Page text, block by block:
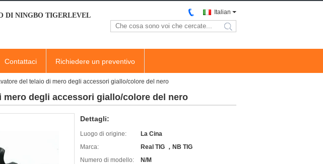
DI NINGBO TIGERLEVEL Italian
search
Contattaci Richiedere un preventivo
del telaio di mero degli accessori giallo/colore del nero
degli accessori giallo/colore del nero
Dettagli:
Luogo di origine:
La Cina
Marca:
Real TIG ，NB TIG
Numero di modello:
N/M